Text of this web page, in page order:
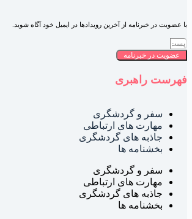
عضویت در خبرنامه از آخرین رویدادها در ایمیل خود آگاه شوید.
عضویت در خبرنامه
راهبری
سفر و گردشگری
مهارت های ارتباطی
جاذبه های گردشگری
بخشنامه ها
سفر و گردشگری
مهارت های ارتباطی
جاذبه های گردشگری
بخشنامه ها